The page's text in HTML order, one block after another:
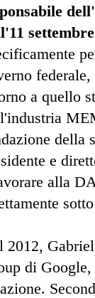
a quello
della
e
alla
2012,
di